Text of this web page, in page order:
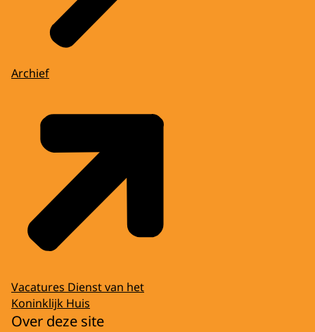
Archief
Vacatures Dienst van het
Koninklijk Huis
Over deze site